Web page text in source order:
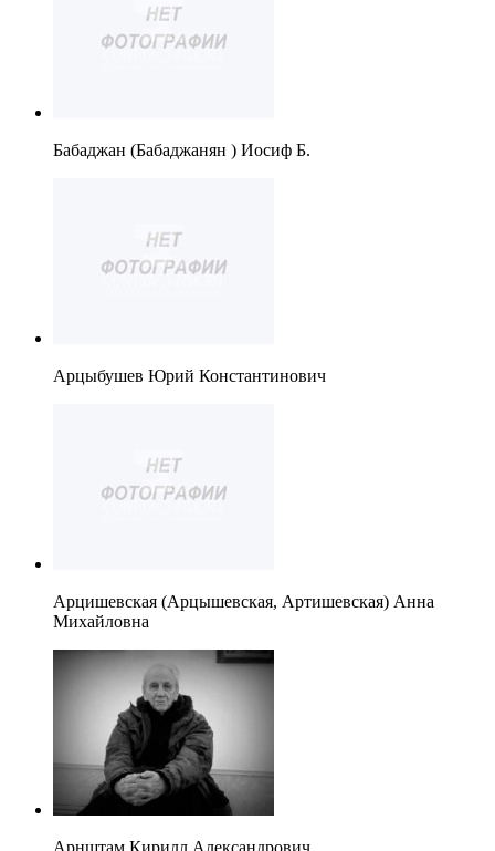
Бабаджан (Бабаджанян ) Иосиф Б.
Арцыбушев Юрий Константинович
Арцишевская (Арцышевская, Артишевская) Анна
Михайловна